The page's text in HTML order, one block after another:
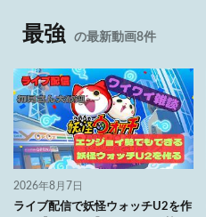
最強 の最新動画8件
2026年8月7日
ライブ配信で妖怪ウォッチU2を作